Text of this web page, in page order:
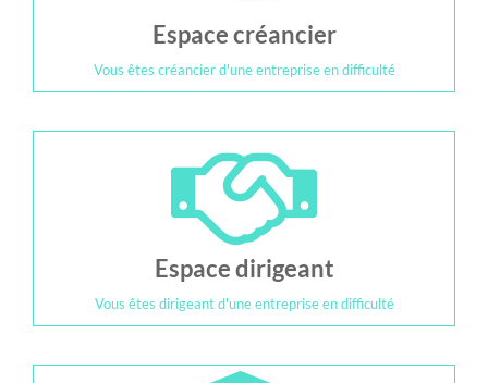
Espace créancier
Vous êtes créancier d'une entreprise en difficulté
Espace dirigeant
Vous êtes dirigeant d'une entreprise en difficulté